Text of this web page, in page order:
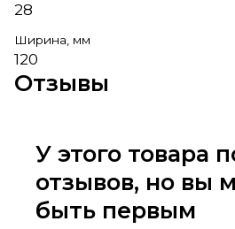
28
Ширина, мм
120
Отзывы
У этого товара
отзывов, но вы
быть первым